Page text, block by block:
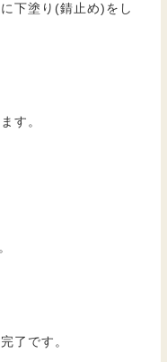
下塗り(錆止め)をし
す。
了です。